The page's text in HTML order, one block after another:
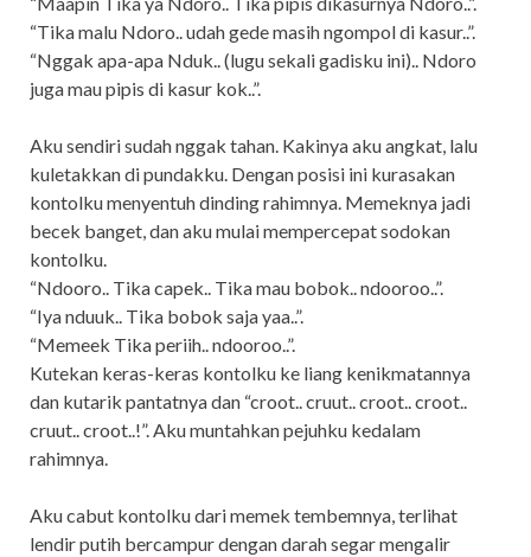
“Tika malu Ndoro.. udah gede masih ngompol di kasur..”.
“Nggak apa-apa Nduk.. (lugu sekali gadisku ini).. Ndoro
juga mau pipis di kasur kok..”.
Aku sendiri sudah nggak tahan. Kakinya aku angkat, lalu
kuletakkan di pundakku. Dengan posisi ini kurasakan
kontolku menyentuh dinding rahimnya. Memeknya jadi
becek banget, dan aku mulai mempercepat sodokan
kontolku.
“Ndooro.. Tika capek.. Tika mau bobok.. ndooroo..”.
“Iya nduuk.. Tika bobok saja yaa..”.
“Memeek Tika periih.. ndooroo..”.
Kutekan keras-keras kontolku ke liang kenikmatannya
dan kutarik pantatnya dan “croot.. cruut.. croot.. croot..
cruut.. croot..!”. Aku muntahkan pejuhku kedalam
rahimnya.
Aku cabut kontolku dari memek tembemnya, terlihat
lendir putih bercampur dengan darah segar mengalir